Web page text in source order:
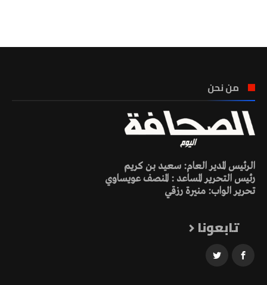
من نحن
الرئيس المدير العام: سعيد بن كريم
رئيس التحرير المساعد : المنصف عويساوي
تحرير الواب: منيرة رزقي
تابعونا